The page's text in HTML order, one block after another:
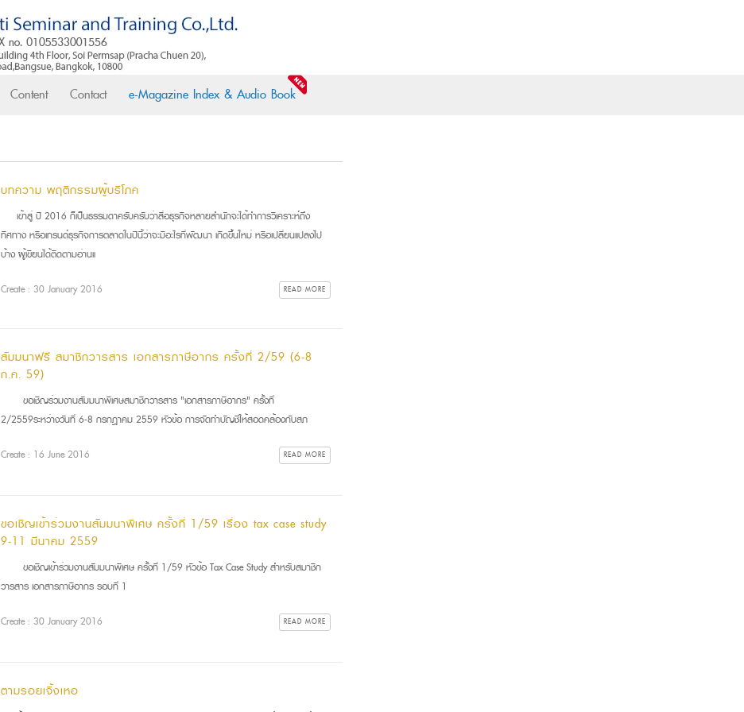
Content Contact e-Magazine Index & Audio Book
บทความ พฤติกรรมผู้บริโภค
เข้าสู่ ปี 2016 ก็เป็นธรรมดาครับครับว่าสื่อธุรกิจหลายสำนักจะได้ทำการวิเคราะห์ถึง
ทิศทาง หรือเทรนด์ธุรกิจการตลาดในปีนี้ว่าจะมีอะไรที่พัฒนา เกิดขึ้นใหม่ หรือเปลี่ยนแปลงไป
บ้าง ผู้เขียนได้ติดตามอ่านแ
Create : 30 January 2016 READ MORE
สัมมนาฟรี สมาชิกวารสาร เอกสารภาษีอากร ครั้งที่ 2/59 (6-8
ก.ค. 59)
ขอเชิญร่วมงานสัมมนาพิเศษสมาชิกวารสาร "เอกสารภาษีอากร" ครั้งที่
2/2559ระหว่างวันที่ 6-8 กรกฎาคม 2559 หัวข้อ การจัดทำบัญชีให้สอดคล้องกับสภ
Create : 16 June 2016 READ MORE
ขอเชิญเข้าร่วมงานสัมมนาพิเศษ ครั้งที่ 1/59 เรื่อง tax case study
9-11 มีนาคม 2559
ขอเชิญเข้าร่วมงานสัมมนาพิเศษ ครั้งที่ 1/59 หัวข้อ Tax Case Study สำหรับสมาชิก
วารสาร เอกสารภาษีอากร รอบที่ 1
Create : 30 January 2016 READ MORE
ตามรอยเจิ้งเหอ